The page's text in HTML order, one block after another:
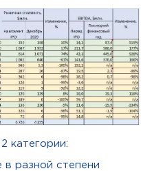
категории:
в разной степени